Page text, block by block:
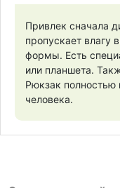
Привлек сначала
пропускает влагу
формы. Есть
или планшета.
Рюкзак полностью
человека.